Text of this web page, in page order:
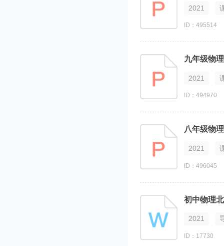
2021
ID：495514
2021
ID：494970
八年级物
2021
ID：496045
2021
ID：17730